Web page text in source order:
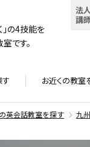
」の4技能を
です。
法
講
お近くの教室
英会話教室を探す 九